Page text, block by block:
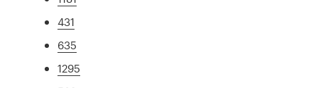
431
635
1295